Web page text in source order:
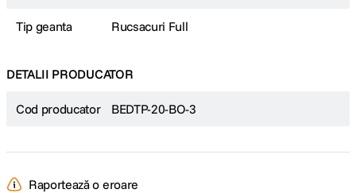
Tip geanta Rucsacuri Full
DETALII PRODUCATOR
Cod producator BEDTP-20-BO-3
Raportează o eroare